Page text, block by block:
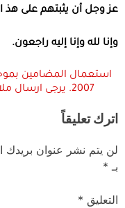
عز وجل أن يثبتهم على هذ
وإنا لله وإنا إليه راجعون.
2007. يرجى ارسال ملاحظات لـ akkanet.net@gmail.com
اترك تعليقاً
لن يتم نشر عنوان بريدك
بـ *
التعليق *